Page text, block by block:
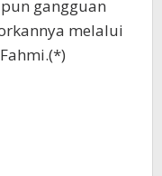
gangguan
melalui